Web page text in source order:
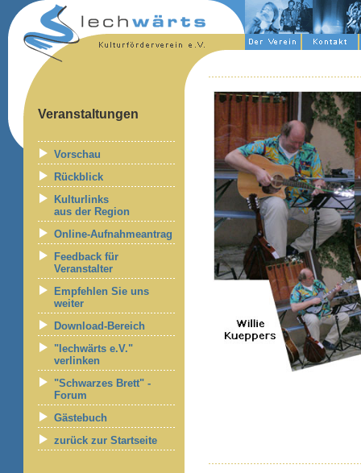
Veranstaltungen
Vorschau
Rückblick
Kulturlinks
aus der Region
Online-Aufnahmeantrag
Feedback für
Veranstalter
Empfehlen Sie uns
weiter
Download-Bereich
"lechwärts e.V."
verlinken
"Schwarzes Brett" -
Forum
Gästebuch
zurück zur Startseite